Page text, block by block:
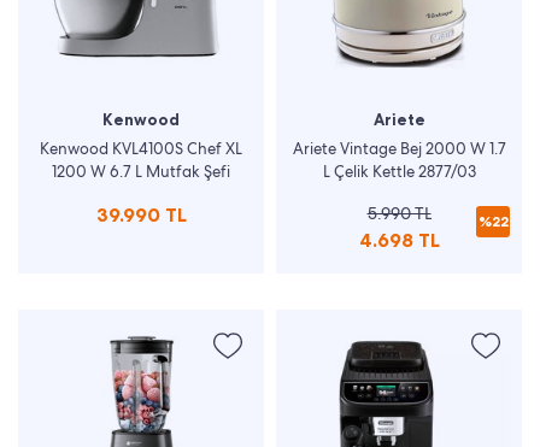
Kenwood
Kenwood KVL4100S Chef XL
1200 W 6.7 L Mutfak Şefi
39.990 TL
Ariete
Ariete Vintage Bej 2000 W 1.7
L Çelik Kettle 2877/03
5.990 TL
4.698 TL
%22